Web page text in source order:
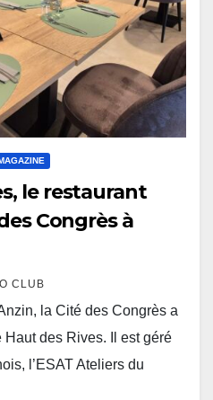
le restaurant
Congrès à
CLUB
la Cité des Congrès a
des Rives. Il est géré
l’ESAT Ateliers du